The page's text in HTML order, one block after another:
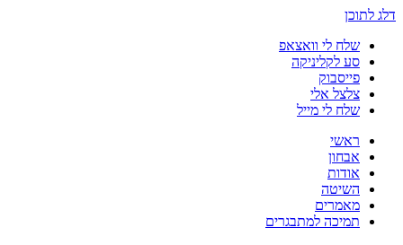
דלג לתוכן
שלח לי וואצאפ
סע לקליניקה
פייסבוק
צלצל אלי
שלח לי מייל
ראשי
אבחון
אודות
השיטה
מאמרים
תמיכה למתבגרים